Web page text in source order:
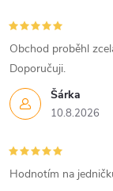
Šárka
10.8.2026
Obchod proběhl
Doporučuji.
Hodnotím na